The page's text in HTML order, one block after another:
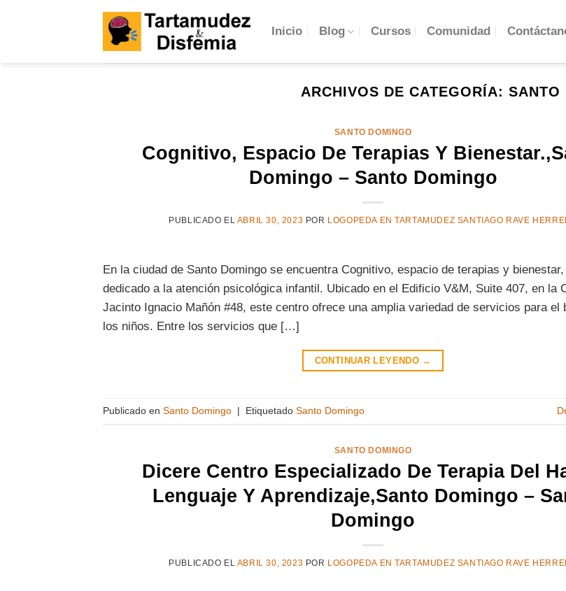
Inicio Blog Cursos Comunidad
ARCHIVOS DE CATEGORÍA: SANTO
SANTO DOMINGO
Cognitivo, Espacio De Terapias Y
Domingo – Santo Domingo
PUBLICADO EL ABRIL 30, 2023 POR LOGOPEDA EN TARTAMUDEZ SANTIAGO RAVE
En la ciudad de Santo Domingo se encuentra Cognitivo, espacio de terapias y
dedicado a la atención psicológica infantil. Ubicado en el Edificio V&M, Suite 407, en la
Jacinto Ignacio Mañón #48, este centro ofrece una amplia variedad de servicios para el
los niños. Entre los servicios que […]
CONTINUAR LEYENDO →
Publicado en Santo Domingo Etiquetado Santo Domingo
SANTO DOMINGO
Dicere Centro Especializado De Terapia Del
Lenguaje Y Aprendizaje,Santo Domingo –
Domingo
PUBLICADO EL ABRIL 30, 2023 POR LOGOPEDA EN TARTAMUDEZ SANTIAGO RAVE